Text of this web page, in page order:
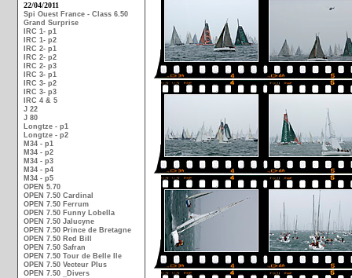
22/04/2011
Spi Ouest France - Class 6.50
Grand Surprise
IRC 1- p1
IRC 1- p2
IRC 2- p1
IRC 2- p2
IRC 2- p3
IRC 3- p1
IRC 3- p2
IRC 3- p3
IRC 4 & 5
J 22
J 80
Longtze - p1
Longtze - p2
M34 - p1
M34 - p2
M34 - p3
M34 - p4
M34 - p5
OPEN 5.70
OPEN 7.50 Cardinal
OPEN 7.50 Ferrum
OPEN 7.50 Funny Lobella
OPEN 7.50 Jalucyne
OPEN 7.50 Prince de Bretagne
OPEN 7.50 Red Bill
OPEN 7.50 Safran
OPEN 7.50 Tour de Belle Ile
OPEN 7.50 Vecteur Plus
OPEN 7.50 _Divers